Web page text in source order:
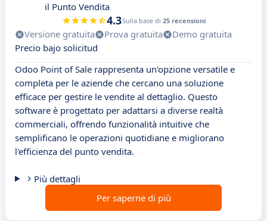
il Punto Vendita
4.3Sulla base di 25 recensioni
Versione gratuita Prova gratuita
Demo gratuita
Precio bajo solicitud
Odoo Point of Sale rappresenta un'opzione versatile e
completa per le aziende che cercano una soluzione
efficace per gestire le vendite al dettaglio. Questo
software è progettato per adattarsi a diverse realtà
commerciali, offrendo funzionalità intuitive che
semplificano le operazioni quotidiane e migliorano
l'efficienza del punto vendita.
Più dettagli
Per saperne di più